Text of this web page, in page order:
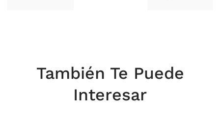
También Te Puede
Interesar